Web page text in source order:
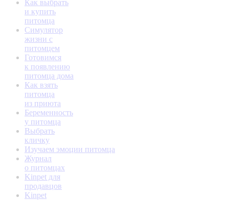
Как выбрать
и купить
питомца
Симулятор
жизни с
питомцем
Готовимся
к появлению
питомца дома
Как взять
питомца
из приюта
Беременность
у питомца
Выбрать
кличку
Изучаем эмоции питомца
Журнал
о питомцах
Kinpet для
продавцов
Kinpet